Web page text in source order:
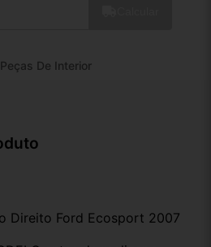
Peças De Interior
Direito Ford Ecosport 2007